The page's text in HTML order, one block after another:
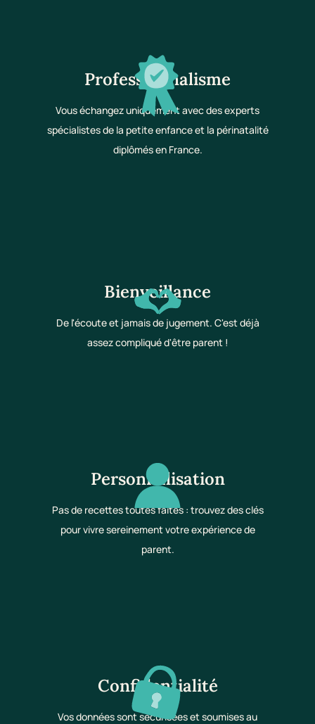
Professionnalisme
Vous échangez uniquement avec des experts
spécialistes de la petite enfance et la périnatalité
diplômés en France.
Bienveillance
De l'écoute et jamais de jugement. C'est déjà
assez compliqué d'être parent !
Personnalisation
Pas de recettes toutes faites : trouvez des clés
pour vivre sereinement votre expérience de
parent.
Confidentialité
Vos données sont sécurisées et soumises au